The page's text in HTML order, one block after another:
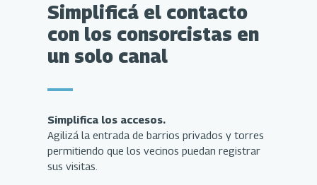
Simplificá el contacto
con los consorcistas en
un solo canal
Simplifica los accesos.
Agilizá la entrada de barrios privados y torres
permitiendo que los vecinos puedan registrar
sus visitas.